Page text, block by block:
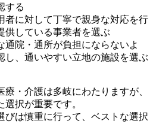
する
者に対して丁寧で親身な対応を行
供している事業者を選ぶ
通院・通所が負担にならないよ
し、通いやすい立地の施設を選ぶ
・介護は多岐にわたりますが、
択が重要です。
びは慎重に行って、ベストな選択